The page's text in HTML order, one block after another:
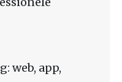
web, app,